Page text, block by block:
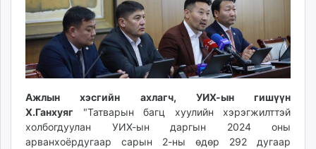
ugluu.mn
urlag.mn
unen.mn
asu.mn
shudarga.mn
shuurhai.mn
unuudur.mn
isee.mn
Ажлын хэсгийн ахлагч, УИХ-ын гишүүн
Х.Ганхуяг "Татварын багц хуулийн хэрэгжилттэй
холбогдуулан УИХ-ын даргын 2024 оны
арванхоёрдугаар сарын 2-ны өдөр 292 дугаар